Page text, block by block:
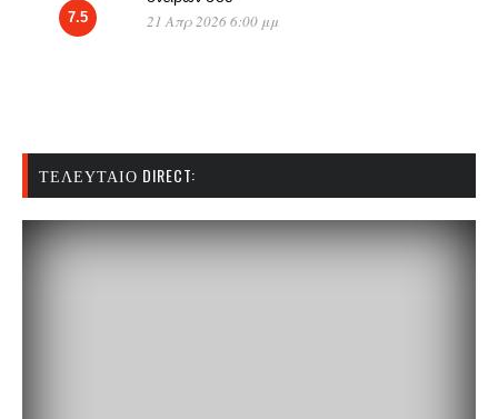
7.5 21 Απρ 2026 6:00 μμ
ΤΕΛΕΥΤΑΊΟ DIRECT: